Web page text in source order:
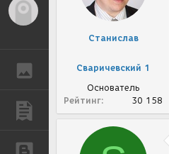
ГАЛЕРЕЯ
БЛОГИ
Станислав
Сваричевский 1
Основатель
Рейтинг
30 158